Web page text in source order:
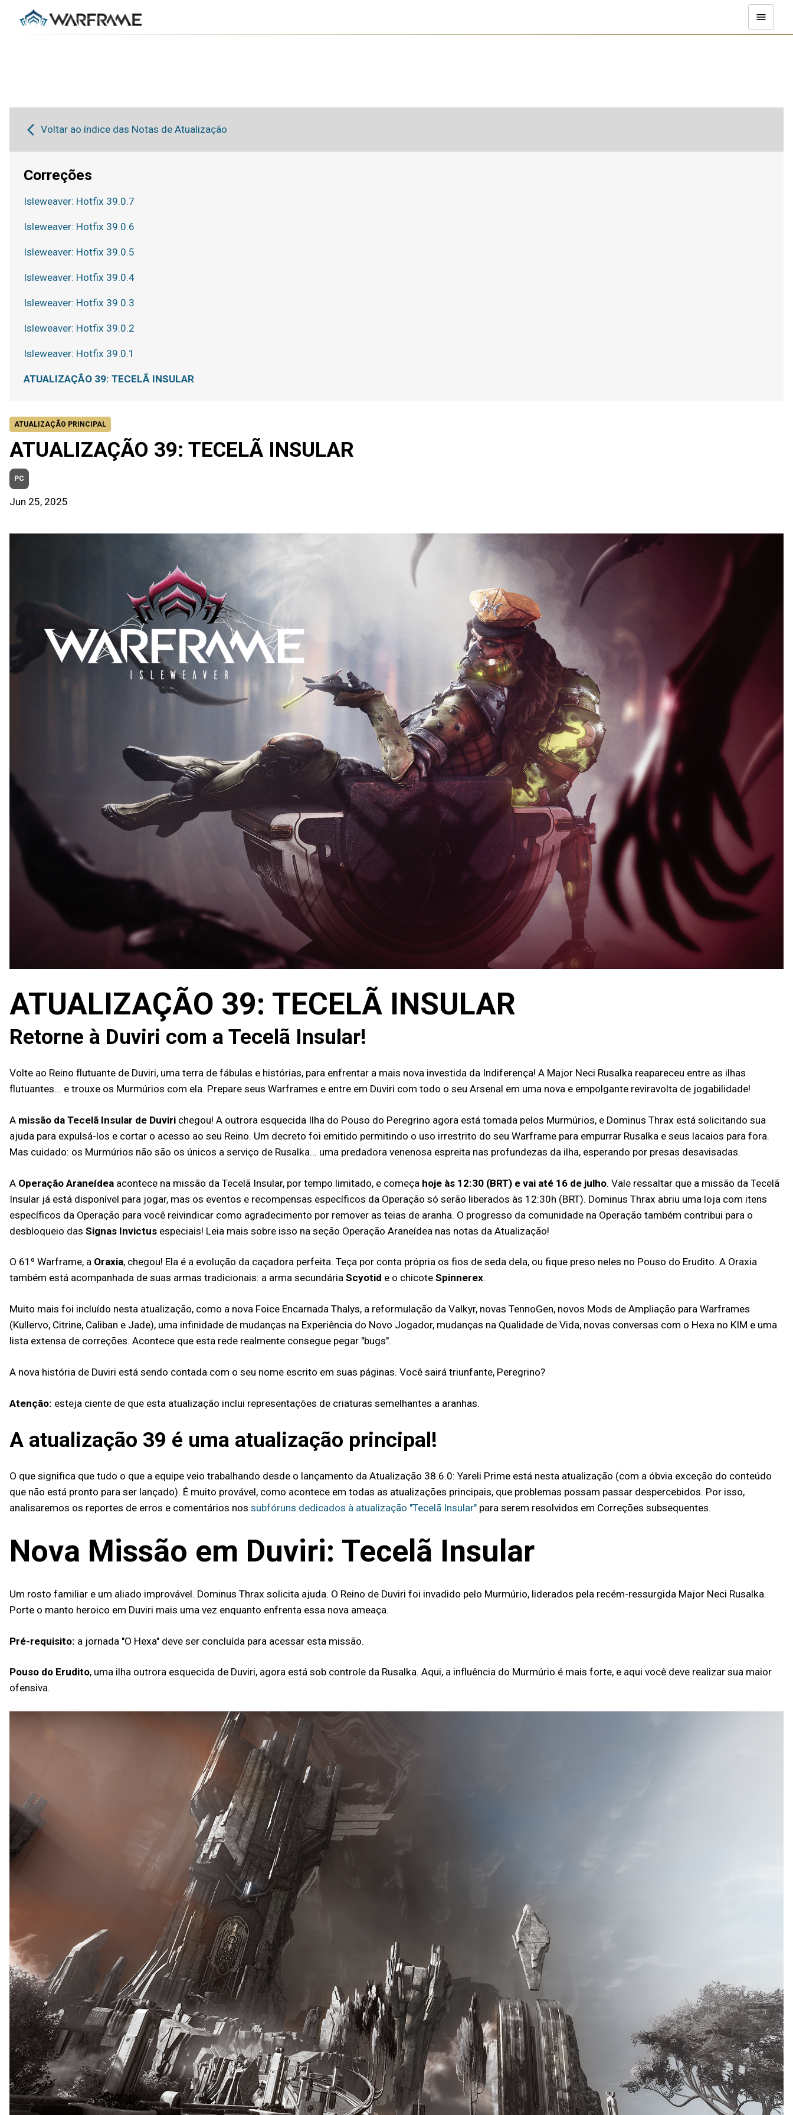
ATUALIZAÇÃO PRINCIPAL
ATUALIZAÇÃO 39: TECELÃ INSULAR
PC
Jun 25, 2025
ATUALIZAÇÃO 39: TECELÃ INSULAR
Retorne à Duviri com a Tecelã Insular!
Volte ao Reino flutuante de Duviri, uma terra de fábulas e histórias, para enfrentar a mais nova investida da Indiferença! A Major Neci Rusalka reapareceu entre as ilhas
flutuantes... e trouxe os Murmúrios com ela. Prepare seus Warframes e entre em Duviri com todo o seu Arsenal em uma nova e empolgante reviravolta de jogabilidade!
A missão da Tecelã Insular de Duviri chegou! A outrora esquecida Ilha do Pouso do Peregrino agora está tomada pelos Murmúrios, e Dominus Thrax está solicitando sua
ajuda para expulsá-los e cortar o acesso ao seu Reino. Um decreto foi emitido permitindo o uso irrestrito do seu Warframe para empurrar Rusalka e seus lacaios para fora.
Mas cuidado: os Murmúrios não são os únicos a serviço de Rusalka... uma predadora venenosa espreita nas profundezas da ilha, esperando por presas desavisadas.
A Operação Araneídea acontece na missão da Tecelã Insular, por tempo limitado, e começa hoje às 12:30 (BRT) e vai até 16 de julho. Vale ressaltar que a missão da Tecelã
Insular já está disponível para jogar, mas os eventos e recompensas específicos da Operação só serão liberados às 12:30h (BRT). Dominus Thrax abriu uma loja com itens
específicos da Operação para você reivindicar como agradecimento por remover as teias de aranha. O progresso da comunidade na Operação também contribui para o
desbloqueio das Signas Invictus especiais! Leia mais sobre isso na seção Operação Araneídea nas notas da Atualização!
O 61º Warframe, a Oraxia, chegou! Ela é a evolução da caçadora perfeita. Teça por conta própria os fios de seda dela, ou fique preso neles no Pouso do Erudito. A Oraxia
também está acompanhada de suas armas tradicionais: a arma secundária Scyotid e o chicote Spinnerex.
Muito mais foi incluído nesta atualização, como a nova Foice Encarnada Thalys, a reformulação da Valkyr, novas TennoGen, novos Mods de Ampliação para Warframes
(Kullervo, Citrine, Caliban e Jade), uma infinidade de mudanças na Experiência do Novo Jogador, mudanças na Qualidade de Vida, novas conversas com o Hexa no KIM e uma
lista extensa de correções. Acontece que esta rede realmente consegue pegar "bugs".
A nova história de Duviri está sendo contada com o seu nome escrito em suas páginas. Você sairá triunfante, Peregrino?
Atenção: esteja ciente de que esta atualização inclui representações de criaturas semelhantes a aranhas.
A atualização 39 é uma atualização principal!
O que significa que tudo o que a equipe veio trabalhando desde o lançamento da Atualização 38.6.0: Yareli Prime está nesta atualização (com a óbvia exceção do conteúdo
que não está pronto para ser lançado). É muito provável, como acontece em todas as atualizações principais, que problemas possam passar despercebidos. Por isso,
analisaremos os reportes de erros e comentários nos subfóruns dedicados à atualização "Tecelã Insular" para serem resolvidos em Correções subsequentes.
Nova Missão em Duviri: Tecelã Insular
Um rosto familiar e um aliado improvável. Dominus Thrax solicita ajuda. O Reino de Duviri foi invadido pelo Murmúrio, liderados pela recém-ressurgida Major Neci Rusalka.
Porte o manto heroico em Duviri mais uma vez enquanto enfrenta essa nova ameaça.
Pré-requisito: a jornada "O Hexa" deve ser concluída para acessar esta missão.
Pouso do Erudito, uma ilha outrora esquecida de Duviri, agora está sob controle da Rusalka. Aqui, a influência do Murmúrio é mais forte, e aqui você deve realizar sua maior
ofensiva.
Voltar ao índice das Notas de Atualização
Correções
Isleweaver: Hotfix 39.0.7
Isleweaver: Hotfix 39.0.6
Isleweaver: Hotfix 39.0.5
Isleweaver: Hotfix 39.0.4
Isleweaver: Hotfix 39.0.3
Isleweaver: Hotfix 39.0.2
Isleweaver: Hotfix 39.0.1
ATUALIZAÇÃO 39: TECELÃ INSULAR